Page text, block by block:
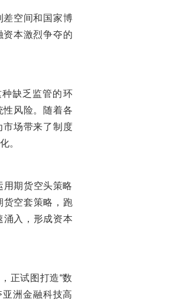
差空间和国家博
资本激烈争夺的
缺乏监管的环
性风险。随着各
市场带来了制度
。
期货空头策略
货空套策略，跑
涌入，形成资本
正试图打造“数
洲金融科技高